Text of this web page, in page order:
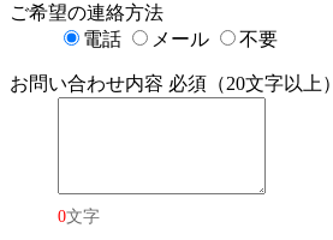
ご希望の連絡方法
電話
メール 不要
お問い合わせ内容 必須（20文字以上）
0文字